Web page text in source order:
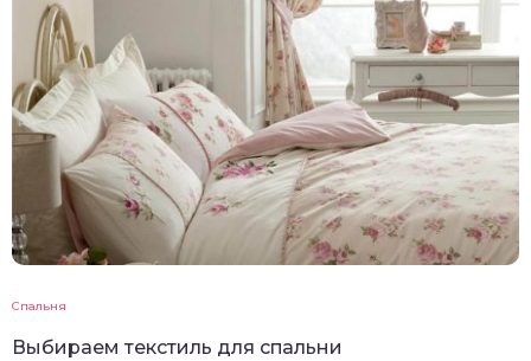
Спальня
Выбираем текстиль для спальни